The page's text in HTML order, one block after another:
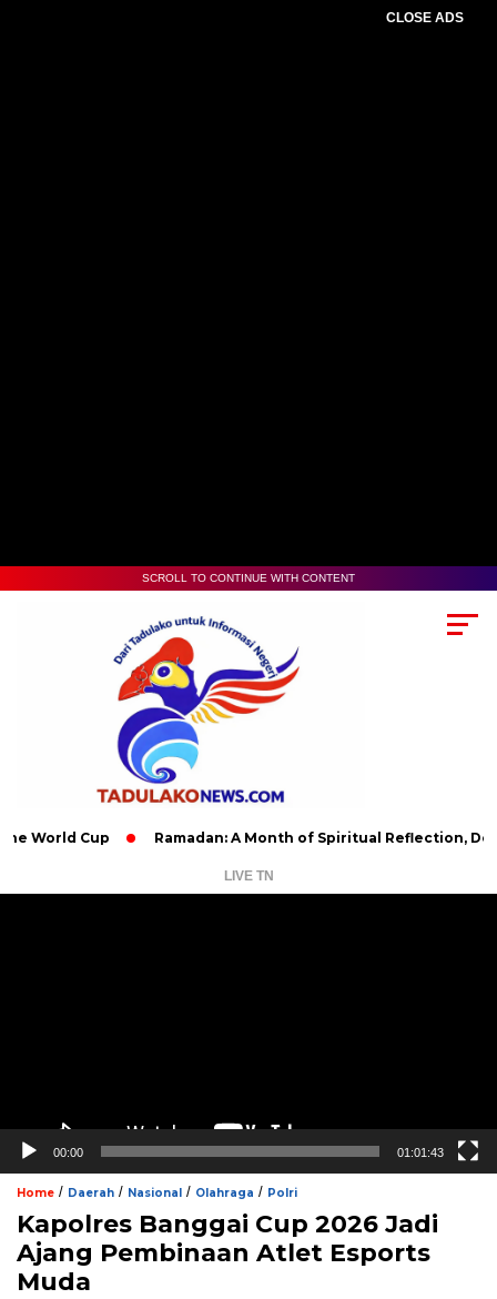
CLOSE ADS
SCROLL TO CONTINUE WITH CONTENT
Cup Ramadan: A Month of Spiritual Reflection, Devotion,
LIVE TN
00:00 01:01:43
Home / Daerah / Nasional / Olahraga / Polri
Kapolres Banggai Cup 2026 Jadi
Ajang Pembinaan Atlet Esports
Muda